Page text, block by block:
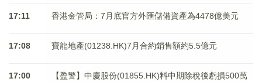
17:11 香港金管局：7月底官方外匯儲備資產為4478億美元
17:08 寶龍地產(01238.HK)7月合約銷售額約5.5億元
17:00
【盈警】中慶股份(01855.HK)料中期除稅後虧損500萬